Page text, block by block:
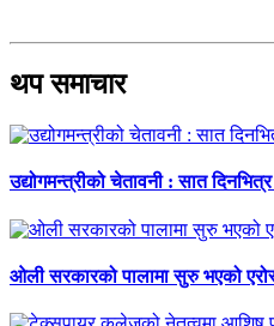
थप समाचार
उद्योगमन्त्रीको चेतावनी : सात
ओली सरकारको पालामा सुरु भएको